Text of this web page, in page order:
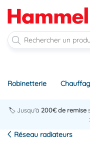
Robinetterie
🏷️ Jusqu'à 200€ de remise
:
Réseau radiateurs